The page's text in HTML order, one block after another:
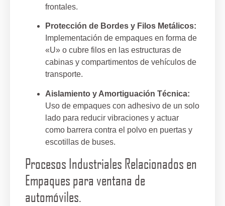
frontales.
Protección de Bordes y Filos Metálicos:
Implementación de empaques en forma de
«U» o cubre filos en las estructuras de
cabinas y compartimentos de vehículos de
transporte.
Aislamiento y Amortiguación Técnica:
Uso de empaques con adhesivo de un solo
lado para reducir vibraciones y actuar
como barrera contra el polvo en puertas y
escotillas de buses.
Procesos Industriales Relacionados en
Empaques para ventana de
automóviles.